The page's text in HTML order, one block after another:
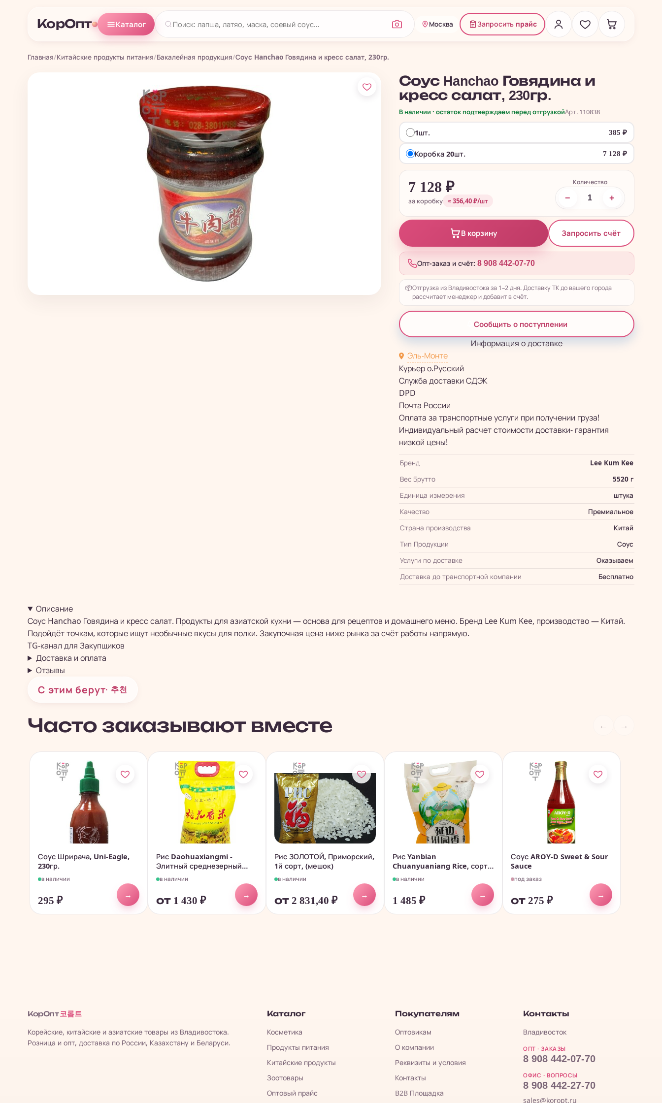
КорОпт Каталог Москва Запросить прайс
Главная/Китайские продукты питания/Бакалейная продукция/Соус Hanchao Говядина и кресс салат, 230гр.
Соус Hanchao Говядина и
кресс салат, 230гр.
В наличии · остаток подтверждаем перед отгрузкойАрт. 110838
1шт. 385₽
Коробка 20шт. 7 128₽
7 128 ₽
за коробку ≈ 356,40 ₽/шт
Количество
− +
В корзину Запросить счёт
Опт-заказ и счёт: 8 908 442-07-70
📦Отгрузка из Владивостока за 1–2 дня. Доставку ТК до вашего города
рассчитает менеджер и добавит в счёт.
Сообщить о поступлении
Информация о доставке
Эль-Монте
Курьер о.Русский
Служба доставки СДЭК
DPD
Почта России
Оплата за транспортные услуги при получении груза!
Индивидуальный расчет стоимости доставки- гарантия
низкой цены!
Бренд
Lee Kum Kee
Вес Брутто
5520 г
Единица измерения
штука
Качество
Премиальное
Страна производства
Китай
Тип Продукции
Соус
Услуги по доставке
Оказываем
Доставка до транспортной компании
Бесплатно
Описание
Соус Hanchao Говядина и кресс салат. Продукты для азиатской кухни — основа для рецептов и домашнего меню. Бренд Lee Kum Kee, производство — Китай.
Подойдёт точкам, которые ищут необычные вкусы для полки. Закупочная цена ниже рынка за счёт работы напрямую.
TG-канал для Закупщиков
Доставка и оплата
Отзывы
С этим берут· 추천
Часто заказывают вместе ← →
Соус Шрирача, Uni-Eagle,
230гр.
в наличии
295 ₽
→
Рис Daohuaxiangmi -
Элитный среднезерный
рис...
в наличии
от 1 430 ₽
→
Рис ЗОЛОТОЙ, Приморский,
1й сорт, (мешок)
в наличии
от 2 831,40 ₽
→
Рис Yanbian
Chuanyuaniang Rice, сорт
высший, 5кг
в наличии
1 485 ₽
→
Соус AROY-D Sweet & Sour
Sauce
под заказ
от 275 ₽
→
КорОпт 코롭트
Корейские, китайские и азиатские товары из Владивостока.
Розница и опт, доставка по России, Казахстану и Беларуси.
Каталог
Косметика
Продукты питания
Китайские продукты
Зоотовары
Оптовый прайс
Покупателям
Оптовикам
О компании
Реквизиты и условия
Контакты
B2B Площадка
Контакты
Владивосток
ОПТ · ЗАКАЗЫ
8 908 442-07-70
ОФИС · ВОПРОСЫ
8 908 442-27-70
sales@koropt.ru